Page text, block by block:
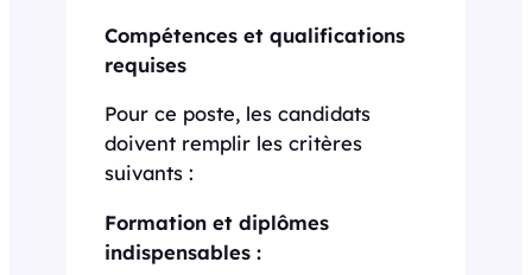
Compétences et qualifications
requises
Pour ce poste, les candidats
doivent remplir les critères
suivants :
Formation et diplômes
indispensables :